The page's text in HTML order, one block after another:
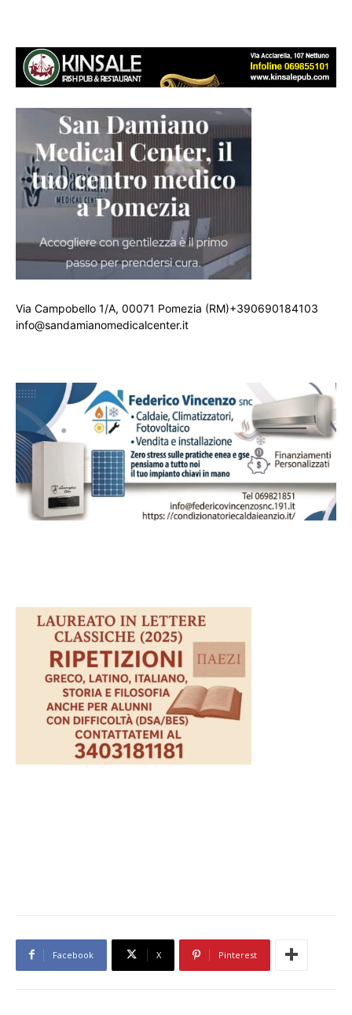
Via Campobello 1/A, 00071 Pomezia (RM)+390690184103
info@sandamianomedicalcenter.it
Facebook X Pinterest